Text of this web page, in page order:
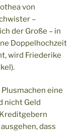
von
–
der Große – in
Doppelhochzeit
wird Friederike
eine
nicht Geld
dass